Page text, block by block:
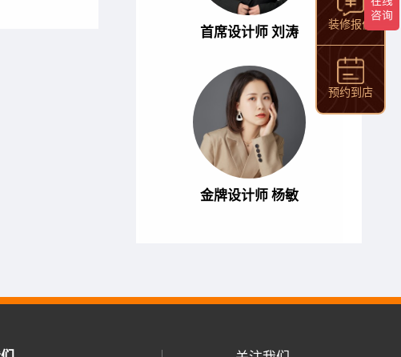
首席设计师 刘涛
金牌设计师 杨敏
装修报价
预约到店